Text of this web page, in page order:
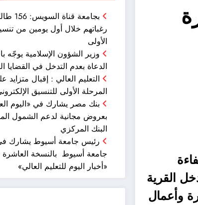
القرية
وأعمال
رغباتهم خلال أول يومين من
الأولى
وزير الشؤون الإسلامية يوجّه
الدعاة بعدم التدخل في القضايا
التعليم العالي : إقبال
المرحلة الأولى للتنسيق
بنك مصر يشارك في «اليوم
بعروض مجانية لدعم الشمول
البنك المركزي
رئيس جامعة أسيوط يشارك
جامعة أسيوط بالنسخة
«أخبار اليوم للتعليم العالي»